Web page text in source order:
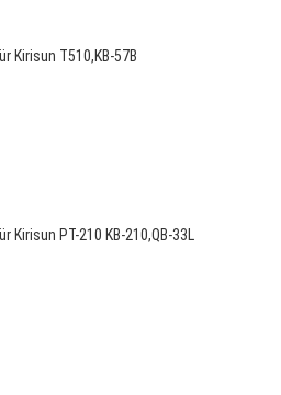
Kirisun T510,KB-57B
Kirisun PT-210 KB-210,QB-33L